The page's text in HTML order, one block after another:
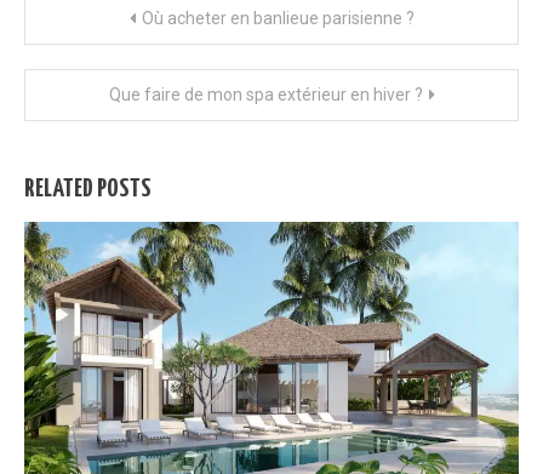
Navigation
de
l’article
Où acheter en banlieue parisienne ?
Que faire de mon spa extérieur en hiver ?
RELATED POSTS